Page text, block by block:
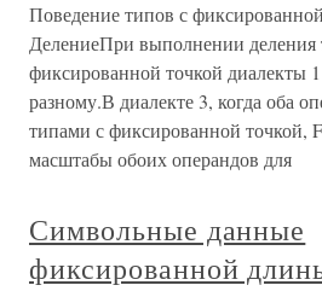
Поведение типов с
ДелениеПри выполнении деления
фиксированной точкой диалекты
разному.В диалекте 3, когда оба
типами с фиксированной точкой,
масштабы обоих операндов для
Символьные данные
фиксированной